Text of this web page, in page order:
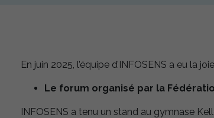
En juin 2025, l’équipe d’INFOSENS a eu la
Le forum organisé par la
INFOSENS a tenu un stand au gymnase